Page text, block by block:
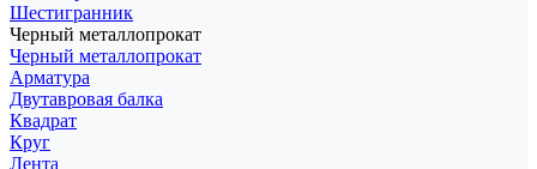
Шестигранник
Черный металлопрокат
Черный металлопрокат
Арматура
Двутавровая балка
Квадрат
Круг
Лента